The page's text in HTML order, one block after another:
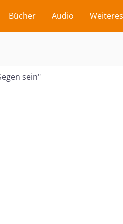
Bücher Audio Weiteres